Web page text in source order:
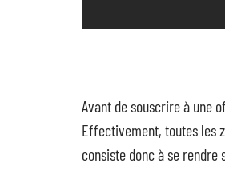
Avant de souscrire à une
Effectivement, toutes les
consiste donc à se rendre